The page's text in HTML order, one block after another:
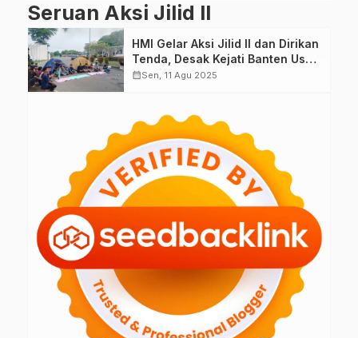
Seruan Aksi Jilid II
HMI Gelar Aksi Jilid II dan Dirikan
Tenda, Desak Kejati Banten Usut
Dugaan Korupsi
calendar_monthSen, 11 Agu 2025